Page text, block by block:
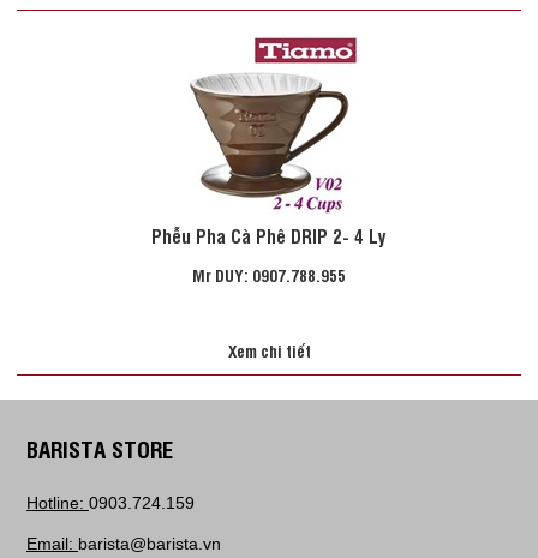
Phễu Pha Cà Phê DRIP 2- 4 Ly
Mr DUY: 0907.788.955
Xem chi tiết
BARISTA STORE
Hotline: 0903.724.159
Email: barista@barista.vn